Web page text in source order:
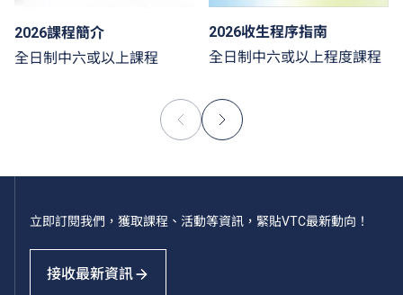
2026課程簡介
全日制中六或以上課程
2026收生程序指南
全日制中六或以上程度課程
立即訂閱我們，獲取課程、活動等資訊，緊貼VTC最新動向！
接收最新資訊